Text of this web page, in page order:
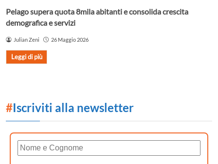
Pelago supera quota 8mila abitanti e consolida crescita
demografica e servizi
Julian Zeni 26 Maggio 2026
Leggi di più
#Iscriviti alla newsletter